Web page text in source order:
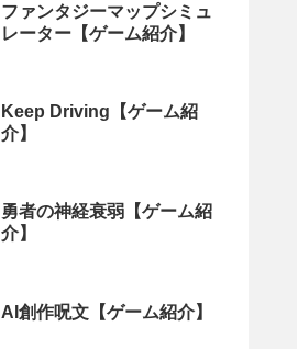
ファンタジーマップシミュ
レーター【ゲーム紹介】
Keep Driving【ゲーム紹
介】
勇者の神経衰弱【ゲーム紹
介】
AI創作呪文【ゲーム紹介】